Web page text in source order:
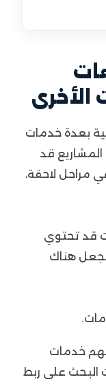
الأخرى
بعدة خدمات
قد
مراحل لاحقة،
قد تحتوي
هناك
فهم خدمات
البحث على ربط